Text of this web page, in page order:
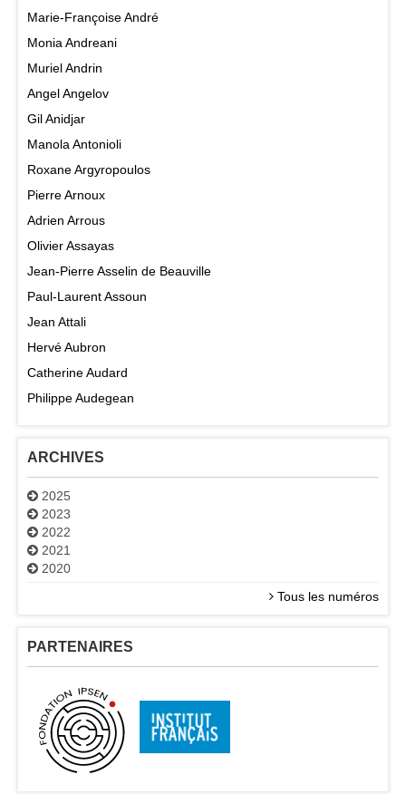
Marie-Françoise André
Monia Andreani
Muriel Andrin
Angel Angelov
Gil Anidjar
Manola Antonioli
Roxane Argyropoulos
Pierre Arnoux
Adrien Arrous
Olivier Assayas
Jean-Pierre Asselin de Beauville
Paul-Laurent Assoun
Jean Attali
Hervé Aubron
Catherine Audard
Philippe Audegean
ARCHIVES
2025
2023
2022
2021
2020
Tous les numéros
PARTENAIRES